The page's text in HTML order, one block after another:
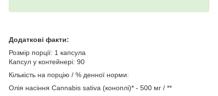
Додаткові факти:
Розмір порції: 1 капсула
Капсул у контейнері: 90
Кількість на порцію / % денної норми:
Олія насіння Cannabis sativa (коноплі)* - 500 мг / **